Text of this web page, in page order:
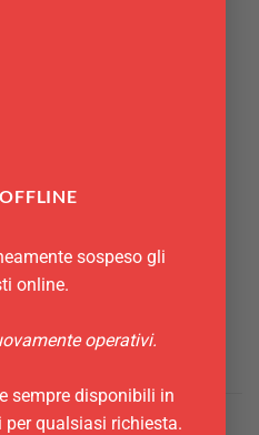
sospeso gli
online.
operativi.
sempre disponibili in
qualsiasi richiesta.